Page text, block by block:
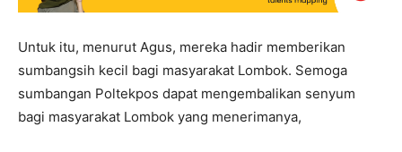
Untuk itu, menurut Agus, mereka hadir memberikan
sumbangsih kecil bagi masyarakat Lombok. Semoga
sumbangan Poltekpos dapat mengembalikan senyum
bagi masyarakat Lombok yang menerimanya,